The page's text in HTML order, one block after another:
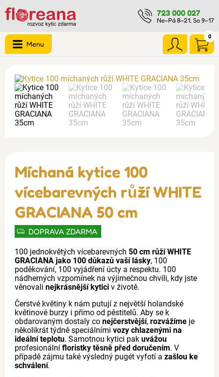
723 000 027
Ne–Pá 8–21, So 9–17
0
Menu
Míchaná kytice 100
vícebarevných růží WHITE
GRACIANA 50 cm
DOPRAVA ZDARMA
100 jednokvětých vícebarevných 50 cm růží WHITE
GRACIANA jako 100 důkazů vaší lásky, 100
poděkování, 100 vyjádření úcty a respektu. 100
nádherných vzpomínek na výjimečnou chvíli, kdy jste
věnovali nejkrásnější kytici v životě.
Čerstvé květiny k nám putují z největší holandské
květinové burzy i přímo od pěstitelů. Aby se k
obdarovaným dostaly co nejčerstvější, rozvážíme je
několikrát týdně speciálními vozy chlazenými na
ideální teplotu. Samotnou kytici pak uvážou
profesionální floristky těsně před doručením. V
případě zájmu také výsledný pugét vyfotí a zašlou ke
schválení.